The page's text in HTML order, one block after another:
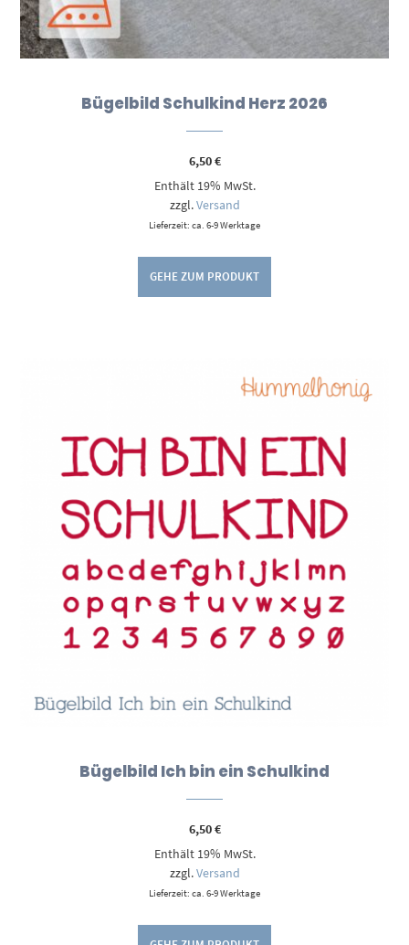
Bügelbild Schulkind Herz 2026
6,50€
Enthält 19% MwSt.
zzgl.Versand
Lieferzeit: ca. 6-9 Werktage
GEHE ZUM PRODUKT
Bügelbild Ich bin ein Schulkind
6,50€
Enthält 19% MwSt.
zzgl.Versand
Lieferzeit: ca. 6-9 Werktage